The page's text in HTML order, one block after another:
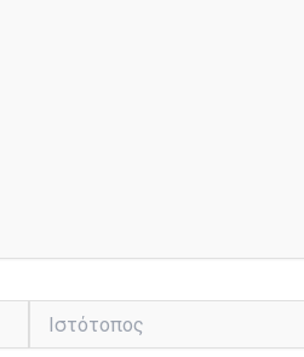
Ιστότοπος